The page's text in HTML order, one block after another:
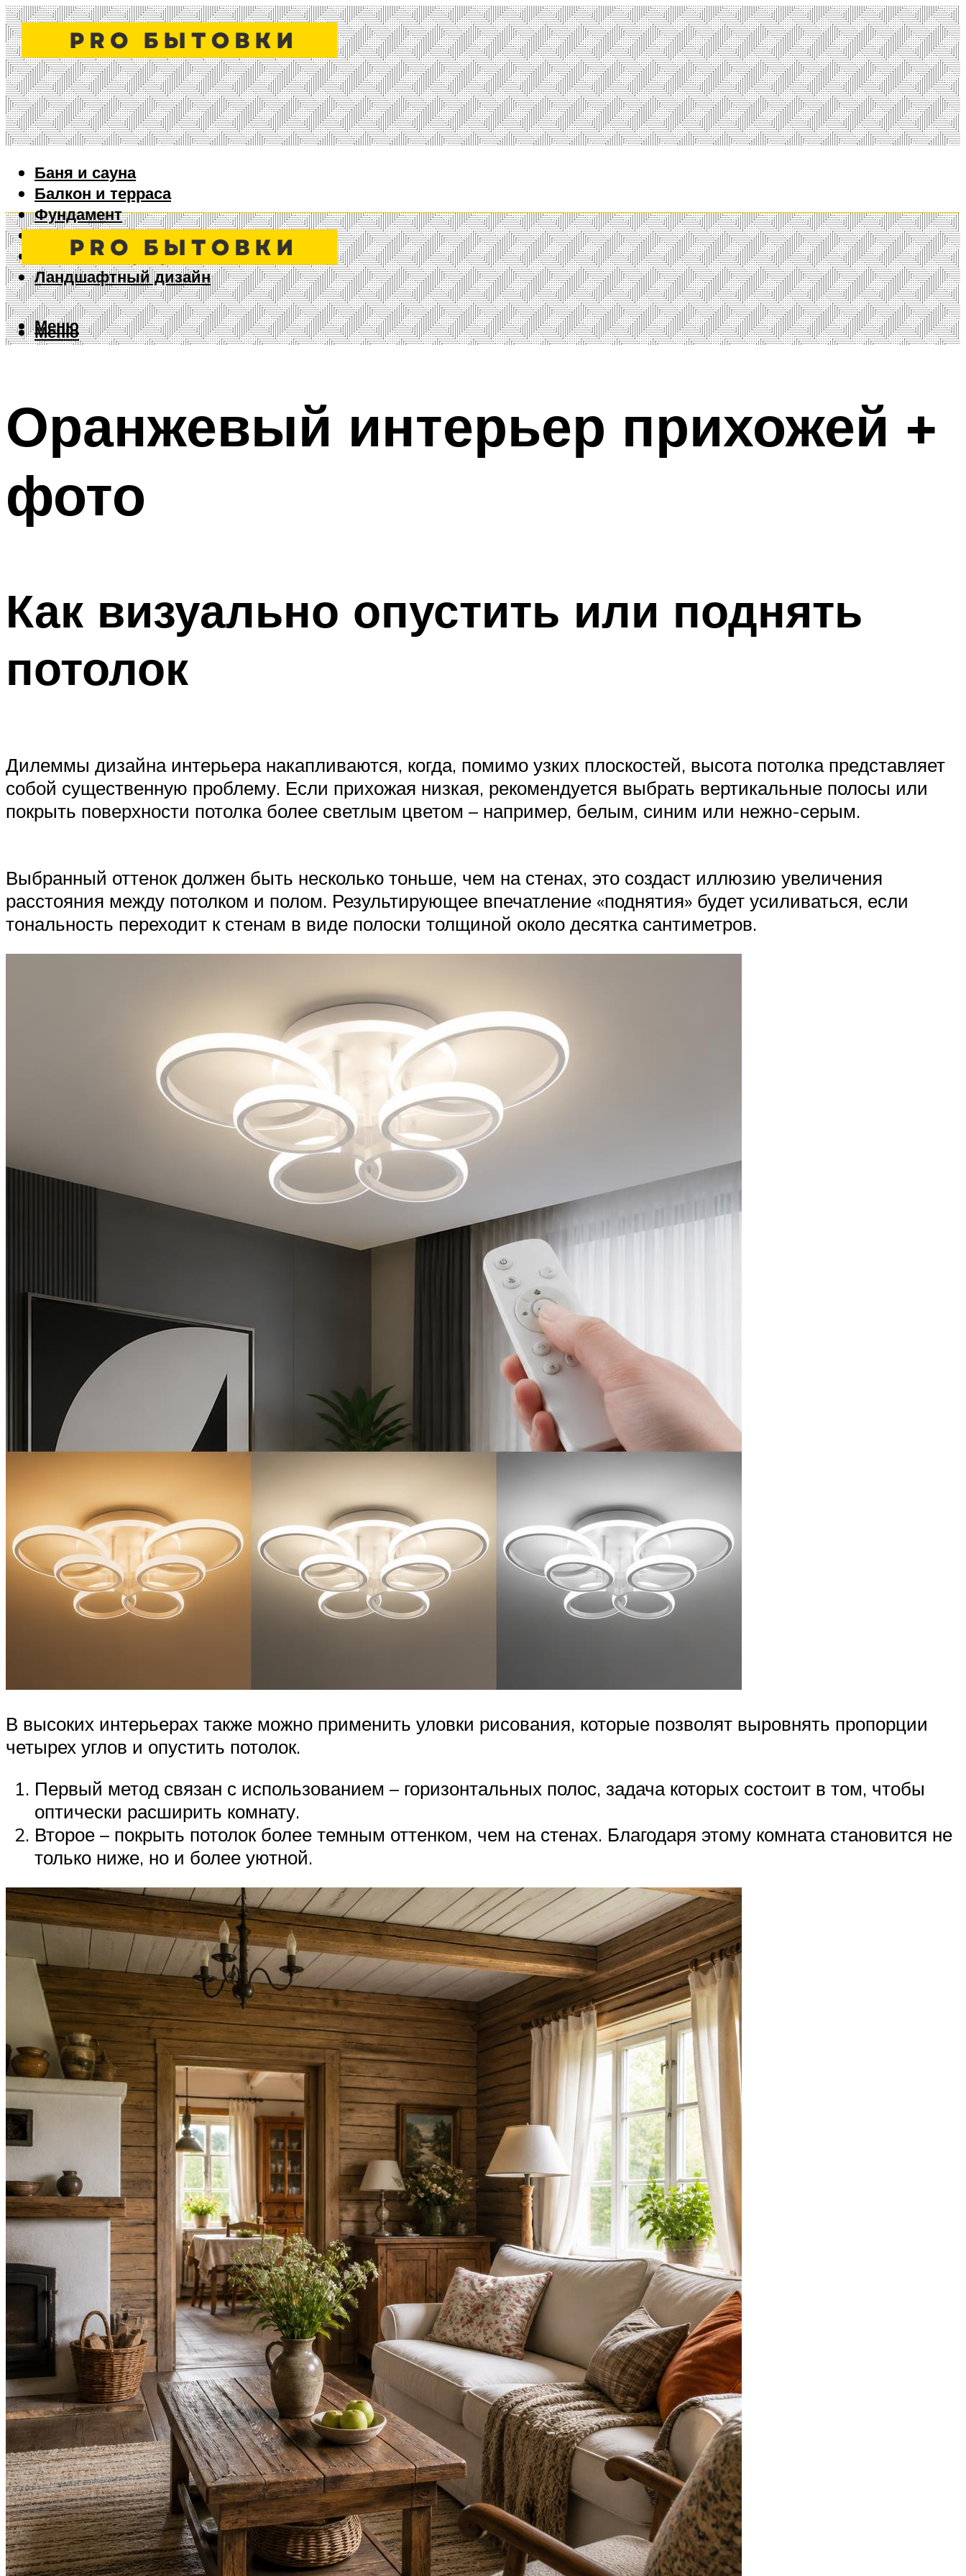
Баня и сауна
Балкон и терраса
Фундамент
Ворота и забор
Дизайн интерьера
Ландшафтный дизайн
Меню
Меню
Оранжевый интерьер прихожей +
фото
Как визуально опустить или поднять
потолок
Дилеммы дизайна интерьера накапливаются, когда, помимо узких плоскостей, высота потолка представляет
собой существенную проблему. Если прихожая низкая, рекомендуется выбрать вертикальные полосы или
покрыть поверхности потолка более светлым цветом – например, белым, синим или нежно-серым.
Выбранный оттенок должен быть несколько тоньше, чем на стенах, это создаст иллюзию увеличения
расстояния между потолком и полом. Результирующее впечатление «поднятия» будет усиливаться, если
тональность переходит к стенам в виде полоски толщиной около десятка сантиметров.
В высоких интерьерах также можно применить уловки рисования, которые позволят выровнять пропорции
четырех углов и опустить потолок.
Первый метод связан с использованием – горизонтальных полос, задача которых состоит в том, чтобы
оптически расширить комнату.
Второе – покрыть потолок более темным оттенком, чем на стенах. Благодаря этому комната становится не
только ниже, но и более уютной.